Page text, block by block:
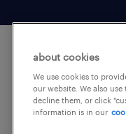
about cookies
We use cookies to
our website. We also
decline them, or click
information is in our